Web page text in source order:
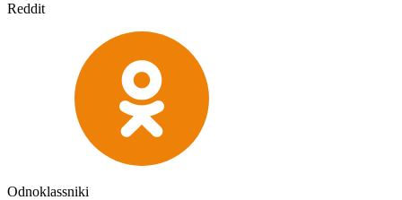
Reddit
Odnoklassniki